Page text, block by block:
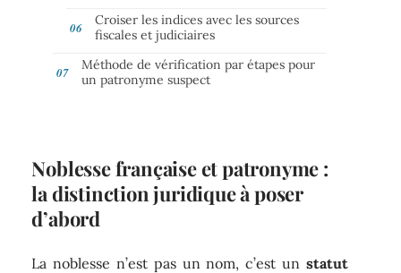
Croiser les indices avec les sources
fiscales et judiciaires
Méthode de vérification par étapes pour
un patronyme suspect
Noblesse française et patronyme :
la distinction juridique à poser
d’abord
La noblesse n’est pas un nom, c’est un statut